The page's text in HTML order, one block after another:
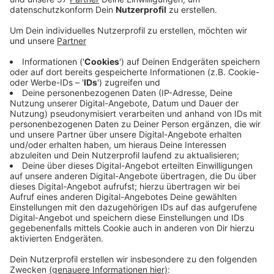
Am kommenden Wochenende ist in Würselen das
Forschungsflugplatz Würselen-Aachen in Merzbrück
Gewerbegebiet Aachener Kreuz und dem A44-
Anschluss Broichweiden gesperrt.
Im Zuge des sechsstreifigen Ausbaus der A44 werden
dort die Behelfsbrücken wieder abgebaut, teilt die
Autobahn GmbH mit.
Die Sperrung beginnt Samstagfrüh (17.2.) um fünf und
geht bis Sonntagabend (18.2.), 18 Uhr. Umleitungen
über die L136 und K30 sowie über die K34 sind
ausgeschildert.
Die Auf- und Ausfahrten der Anschlussstelle
Broichweiden bleiben offen, gesperrt wird nur die
Querverbindung der L223 unterhalb der A44.